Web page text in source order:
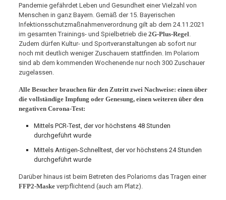
Pandemie gefährdet Leben und Gesundheit einer Vielzahl von
Menschen in ganz Bayern. Gemäß der 15. Bayerischen
Infektionsschutzmaßnahmenverordnung gilt ab dem 24.11.2021
im gesamten Trainings- und Spielbetrieb die 2G-Plus-Regel.
Zudem dürfen Kultur- und Sportveranstaltungen ab sofort nur
noch mit deutlich weniger Zuschauern stattfinden. Im Polariom
sind ab dem kommenden Wochenende nur noch 300 Zuschauer
zugelassen.
Alle Besucher brauchen für den Zutritt zwei Nachweise: einen über
die vollständige Impfung oder Genesung, einen weiteren über den
negativen Corona-Test:
Mittels PCR-Test, der vor höchstens 48 Stunden
durchgeführt wurde
Mittels Antigen-Schnelltest, der vor höchstens 24 Stunden
durchgeführt wurde
Darüber hinaus ist beim Betreten des Polarioms das Tragen einer
FFP2-Maskeverpflichtend (auch am Platz).